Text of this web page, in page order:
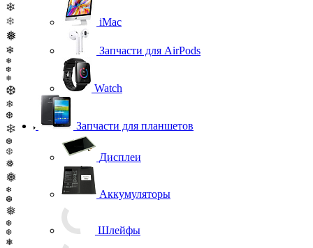
❄
❄
❅
❄
❅
❆
❅
❆
❄
❆
❄
❆
❆
❅
❅
❄
❆
❅
❆
❆
❅
iMac
Запчасти для AirPods
Watch
Запчасти для планшетов
Дисплеи
Аккумуляторы
Шлейфы